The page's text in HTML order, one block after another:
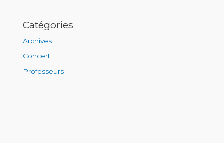
Catégories
Archives
Concert
Professeurs